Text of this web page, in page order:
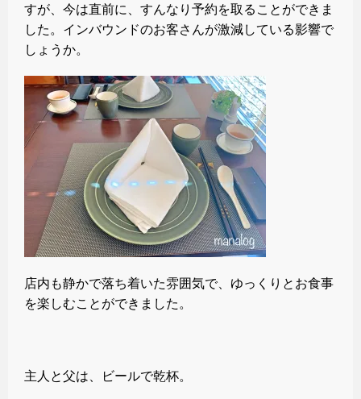
すが、今は直前に、すんなり予約を取ることができま
した。インバウンドのお客さんが激減している影響で
しょうか。
店内も静かで落ち着いた雰囲気で、ゆっくりとお食事
を楽しむことができました。
主人と父は、ビールで乾杯。